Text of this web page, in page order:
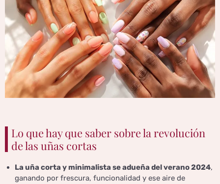
Lo que hay que saber sobre la revolución
de las uñas cortas
La uña corta y minimalista se adueña del verano 2024,
ganando por frescura, funcionalidad y ese aire de